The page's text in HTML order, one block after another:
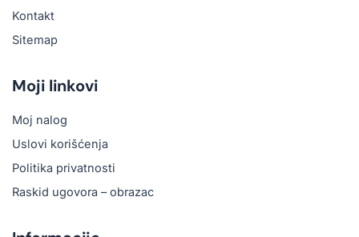
Kontakt
Sitemap
Moji linkovi
Moj nalog
Uslovi korišćenja
Politika privatnosti
Raskid ugovora – obrazac